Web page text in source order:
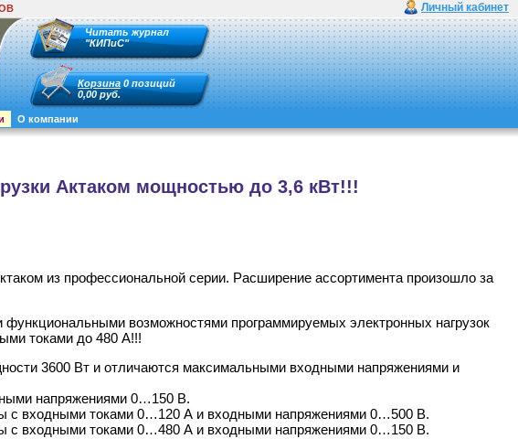
Личный кабинет
Читать журнал
"КИПиС"
Корзина 0 позиций
0,00 руб.
О компании
Актаком мощностью до 3,6 кВт!!!
из профессиональной серии. Расширение ассортимента произошло за
возможностями программируемых электронных нагрузок
токами до 480 А!!!
3600 Вт и отличаются максимальными входными напряжениями и
напряжениями 0…150 В.
с входными токами 0…120 А и входными напряжениями 0…500 В.
с входными токами 0…480 А и входными напряжениями 0…150 В.